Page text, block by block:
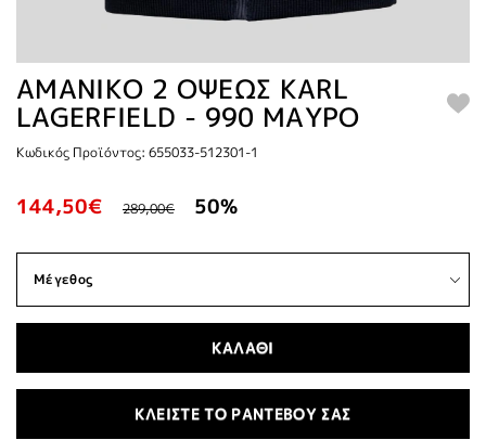
ΑΜΑΝΙΚΟ 2 ΟΨΕΩΣ KARL
LAGERFIELD - 990 ΜΑΥΡΟ
Κωδικός Προϊόντος: 655033-512301-1
144,50€ 289,00€ 50%
ΚΑΛΑΘΙ
ΚΛΕΙΣΤΕ ΤΟ ΡΑΝΤΕΒΟΥ ΣΑΣ